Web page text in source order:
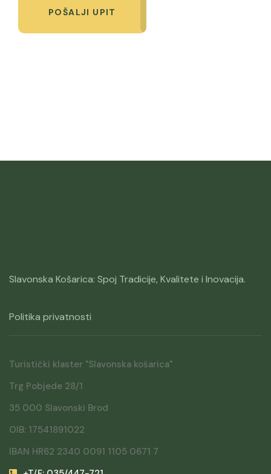
POŠALJI UPIT
Slavonska Košarica: Spoj Tradicije, Kvalitete i Inovacija.
Politika privatnosti
Turistički klaster "Slavonska košarica"
Trg Pobjede 28/1
35 000 Slavonski Brod
OIB: 17541891022
IBAN HR62 2340 0091 1105 0671 7